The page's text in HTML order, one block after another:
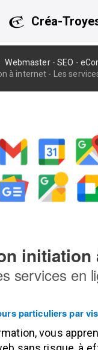
Créa-
Webmaster - SEO -
à internet - Les
initiation
services en
particuliers par
vous